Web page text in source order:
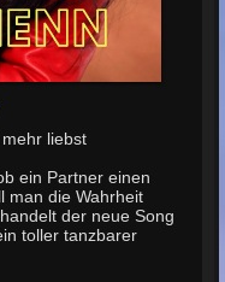
liebst
ein Partner einen
man die Wahrheit
der neue Song
toller tanzbarer